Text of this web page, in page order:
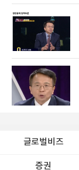
글로벌비즈
증권